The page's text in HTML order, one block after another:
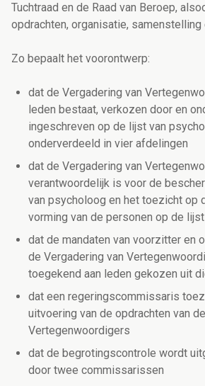
Tuchtraad en de Raad van Beroep,
opdrachten, organisatie, samenstelling
Zo bepaalt het voorontwerp:
dat de Vergadering van
leden bestaat, verkozen door en
ingeschreven op de lijst van
onderverdeeld in vier afdelingen
dat de Vergadering van
verantwoordelijk is voor de
van psycholoog en het toezicht op
vorming van de personen op de lijst
dat de mandaten van voorzitter en
de Vergadering van
toegekend aan leden gekozen uit
dat een regeringscommissaris
uitvoering van de opdrachten van
Vertegenwoordigers
dat de begrotingscontrole wordt
door twee commissarissen